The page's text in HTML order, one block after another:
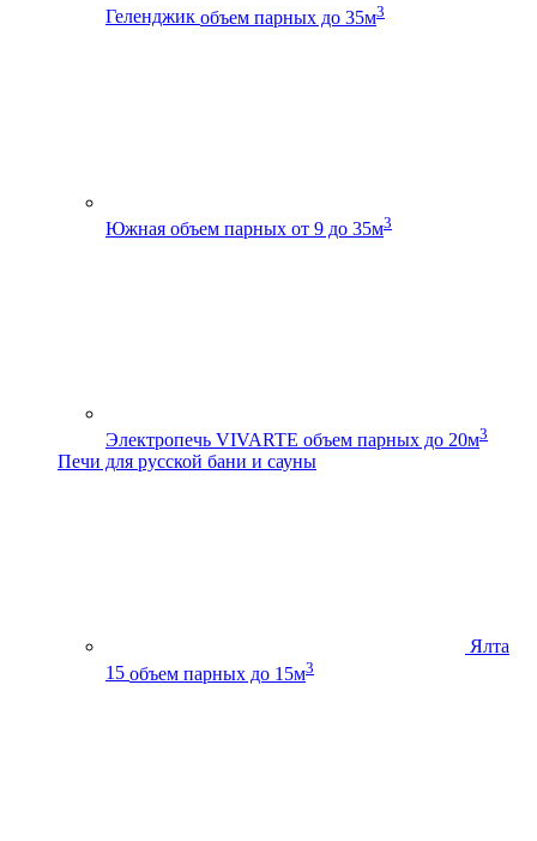
Геленджик объем парных до 35м3
Южная объем парных от 9 до 35м3
Электропечь VIVARTE объем парных до 20м3
Печи для русской бани и сауны
Ялта
15 объем парных до 15м3